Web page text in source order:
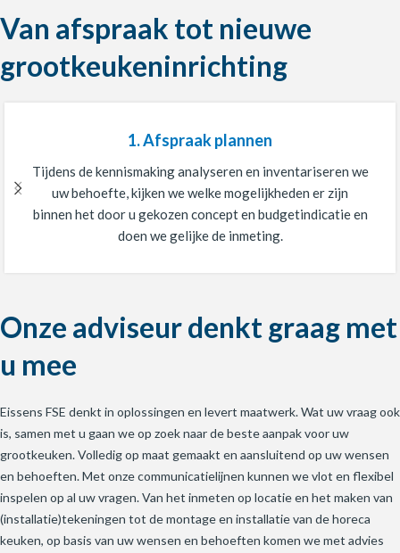
Van afspraak tot nieuwe
grootkeukeninrichting
1. Afspraak plannen
Tijdens de kennismaking analyseren en inventariseren we
uw behoefte, kijken we welke mogelijkheden er zijn
binnen het door u gekozen concept en budgetindicatie en
doen we gelijke de inmeting.
Onze adviseur denkt graag met
u mee
Eissens FSE denkt in oplossingen en levert maatwerk. Wat uw vraag ook
is, samen met u gaan we op zoek naar de beste aanpak voor uw
grootkeuken. Volledig op maat gemaakt en aansluitend op uw wensen
en behoeften. Met onze communicatielijnen kunnen we vlot en flexibel
inspelen op al uw vragen. Van het inmeten op locatie en het maken van
(installatie)tekeningen tot de montage en installatie van de horeca
keuken, op basis van uw wensen en behoeften komen we met advies